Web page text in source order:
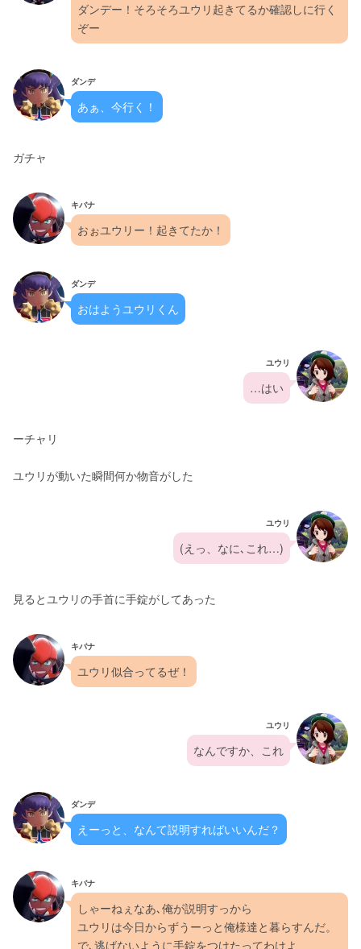
ダンデー！そろそろユウリ起きてるか確認しに行く
ぞー
ダンデ
あぁ、今行く！
ガチャ
キバナ
おぉユウリー！起きてたか！
ダンデ
おはようユウリくん
ユウリ
…はい
ーチャリ
ユウリが動いた瞬間何か物音がした
ユウリ
(えっ、なに､これ…)
見るとユウリの手首に手錠がしてあった
キバナ
ユウリ似合ってるぜ！
ユウリ
なんですか、これ
ダンデ
えーっと、なんて説明すればいいんだ？
キバナ
しゃーねぇなあ､俺が説明すっから
ユウリは今日からずうーっと俺様達と暮らすんだ。
で､逃げないように手錠をつけたってわけよ